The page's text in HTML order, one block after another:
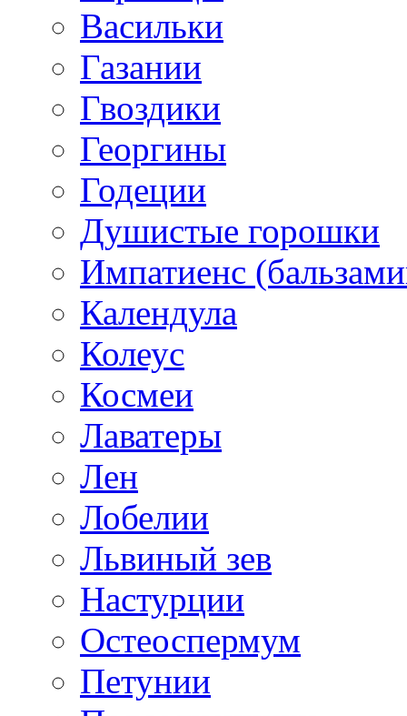
Васильки
Газании
Гвоздики
Георгины
Годеции
Душистые горошки
Импатиенс
Календула
Колеус
Космеи
Лаватеры
Лен
Лобелии
Львиный зев
Настурции
Остеоспермум
Петунии